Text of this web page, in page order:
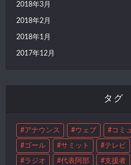
2018年3月
2018年2月
2018年1月
2017年12月
タグ
アナウンス ウェブ コミ
ゴール サミット テレビ
ラジオ 代表阿部 支援者